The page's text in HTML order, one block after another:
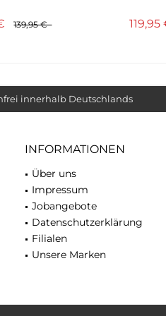
139,95 € 119,95
innerhalb Deutschlands
INFORMATIONEN
Über uns
Impressum
Jobangebote
Datenschutzerklärung
Filialen
Unsere Marken